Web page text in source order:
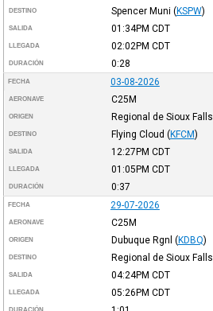
DESTINO Spencer Muni (KSPW)
SALIDA 01:34PM CDT
LLEGADA 02:02PM CDT
DURACIÓN 0:28
FECHA 03-08-2026
AERONAVE C25M
ORIGEN Regional de Sioux Falls
DESTINO Flying Cloud (KFCM)
SALIDA 12:27PM CDT
LLEGADA 01:05PM CDT
DURACIÓN 0:37
FECHA 29-07-2026
AERONAVE C25M
ORIGEN Dubuque Rgnl (KDBQ)
DESTINO Regional de Sioux Falls
SALIDA 04:24PM CDT
LLEGADA 05:26PM CDT